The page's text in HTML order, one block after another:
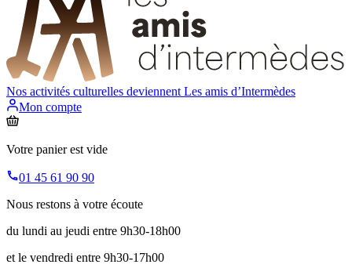
Nos activités culturelles deviennent Les amis d’Intermèdes
Mon compte
Votre panier est vide
01 45 61 90 90
Nous restons à votre écoute
du lundi au jeudi entre 9h30-18h00
et le vendredi entre 9h30-17h00